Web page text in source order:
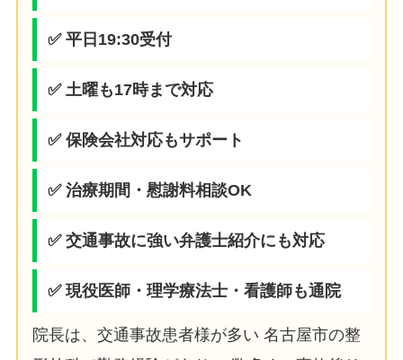
✅ 平日19:30受付
✅ 土曜も17時まで対応
✅ 保険会社対応もサポート
✅ 治療期間・慰謝料相談OK
✅ 交通事故に強い弁護士紹介にも対応
✅ 現役医師・理学療法士・看護師も通院
院長は、交通事故患者様が多い 名古屋市の整